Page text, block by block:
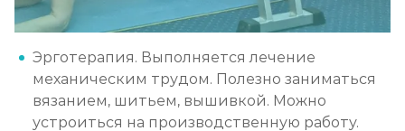
Эрготерапия. Выполняется лечение
механическим трудом. Полезно заниматься
вязанием, шитьем, вышивкой. Можно
устроиться на производственную работу.